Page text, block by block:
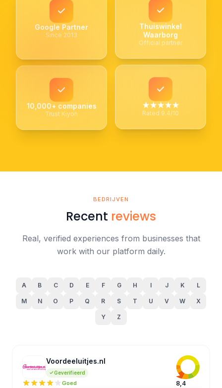
Google Partner
Since 2013
Thuiswinkel
Waarborg
Official partner
10,000+ companies
Trust Kiyoh
★★★★★
Rated 9.4/10
BEDRIJVEN
Recent reviews
Real, verified experiences from businesses that
work with our platform daily.
A B C D E F G H I J K L
M N O P Q R S T U V W X
Y Z
VO
Voordeeluitjes.nl
Geverifieerd
8,4
Goed